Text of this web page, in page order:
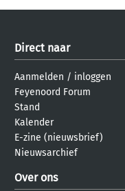
Direct naar
Aanmelden / inloggen
Feyenoord Forum
Stand
Kalender
E-zine (nieuwsbrief)
Nieuwsarchief
Over ons